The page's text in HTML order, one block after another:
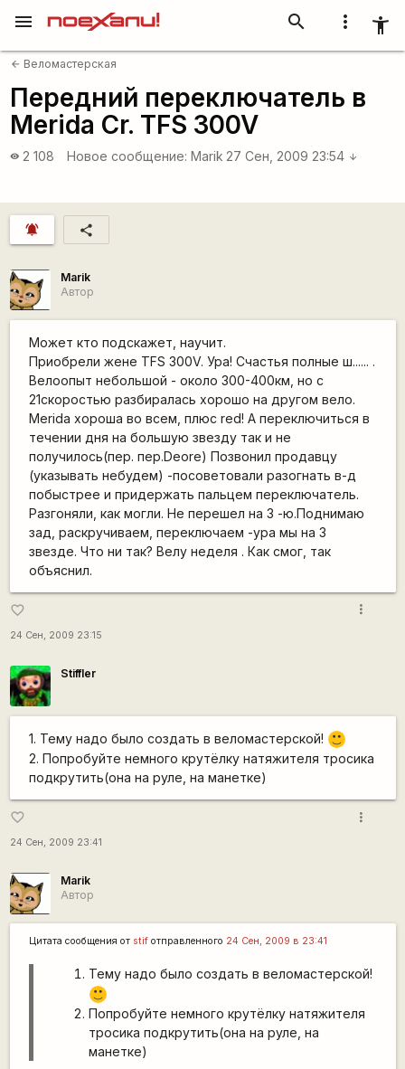
more_vert accessibility_new
search
menu
arrow_back Веломастерская
Передний переключатель в
Merida Cr. TFS 300V
visibility 2 108 Новое сообщение: Marik 27 Сен, 2009 23:54 arrow_downward
notifications_active share
Marik
Автор
Может кто подскажет, научит.
Приобрели жене TFS 300V. Ура! Счастья полные ш...... .
Велоопыт небольшой - около 300-400км, но с
21скоростью разбиралась хорошо на другом вело.
Merida хороша во всем, плюс red! А переключиться в
течении дня на большую звезду так и не
получилось(пер. пер.Deore) Позвонил продавцу
(указывать небудем) -посоветовали разогнать в-д
побыстрее и придержать пальцем переключатель.
Разгоняли, как могли. Не перешел на 3 -ю.Поднимаю
зад, раскручиваем, переключаем -ура мы на 3
звезде. Что ни так? Велу неделя . Как смог, так
объяснил.
favorite_border
24 Сен, 2009 23:15
more_vert
Stiffler
1. Тему надо было создать в веломастерской!
:)
2. Попробуйте немного крутёлку натяжителя тросика
подкрутить(она на руле, на манетке)
favorite_border
24 Сен, 2009 23:41
more_vert
Marik
Автор
Цитата сообщения от stifотправленного 24 Сен, 2009 в 23:41
Тему надо было создать в веломастерской!
:)
Попробуйте немного крутёлку натяжителя
тросика подкрутить(она на руле, на
манетке)